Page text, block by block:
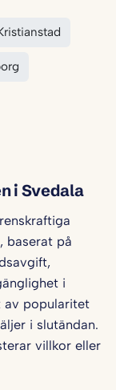
i Svedala
baserat på
i
av popularitet
i slutändan.
villkor eller